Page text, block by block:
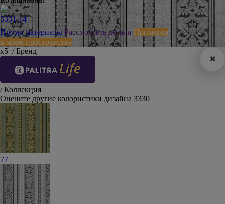
3331-14
Промо материалы Рассмотреть детали Примерка
в моем пространстве
х5
✖
/ Бренд
/ Коллекция
Оцените другие колористики дизайна 3330
77